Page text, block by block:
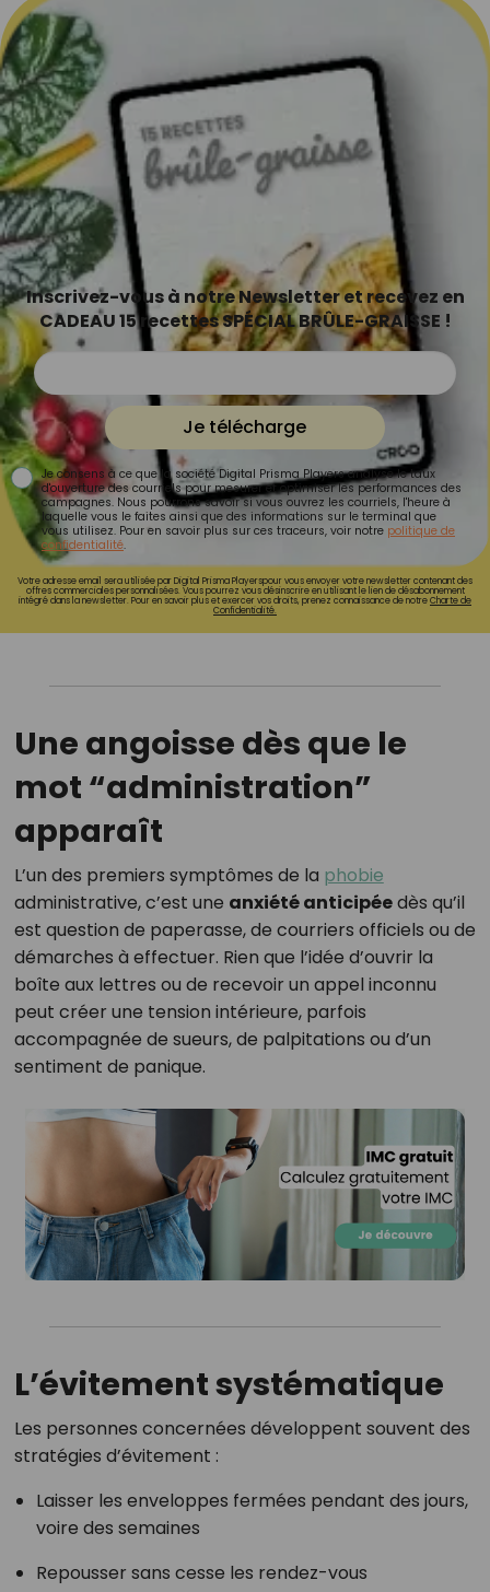
Inscrivez-vous à notre Newsletter et recevez en
CADEAU 15 recettes SPÉCIAL BRÛLE-GRAISSE !
Je télécharge
Je consens à ce que la société Digital Prisma Players analyse le taux
d'ouverture des courriels pour mesurer et optimiser les performances des
campagnes. Nous pourrons savoir si vous ouvrez les courriels, l'heure à
laquelle vous le faites ainsi que des informations sur le terminal que
vous utilisez. Pour en savoir plus sur ces traceurs, voir notre politique de
confidentialité.
Votre adresse email sera utilisée par Digital Prisma Playerspour vous envoyer votre newsletter contenant des
offres commerciales personnalisées. Vous pourrez vous désinscrire en utilisant le lien de désabonnement
intégré dans la newsletter. Pour en savoir plus et exercer vos droits, prenez connaissance de notreCharte de
Confidentialité.
Une angoisse dès que le
mot “administration”
apparaît
L’un des premiers symptômes de la phobie
administrative, c’est une anxiété anticipéedès qu’il
est question de paperasse, de courriers officiels ou de
démarches à effectuer. Rien que l’idée d’ouvrir la
boîte aux lettres ou de recevoir un appel inconnu
peut créer une tension intérieure, parfois
accompagnée de sueurs, de palpitations ou d’un
sentiment de panique.
L’évitement systématique
Les personnes concernées développent souvent des
stratégies d’évitement :
Laisser les enveloppes fermées pendant des jours,
voire des semaines
Repousser sans cesse les rendez-vous